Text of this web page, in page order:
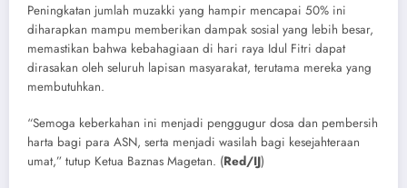
​Peningkatan jumlah muzakki yang hampir mencapai 50% ini
diharapkan mampu memberikan dampak sosial yang lebih besar,
memastikan bahwa kebahagiaan di hari raya Idul Fitri dapat
dirasakan oleh seluruh lapisan masyarakat, terutama mereka yang
membutuhkan.
“​Semoga keberkahan ini menjadi penggugur dosa dan pembersih
harta bagi para ASN, serta menjadi wasilah bagi kesejahteraan
umat,” tutup Ketua Baznas Magetan. (Red/IJ)